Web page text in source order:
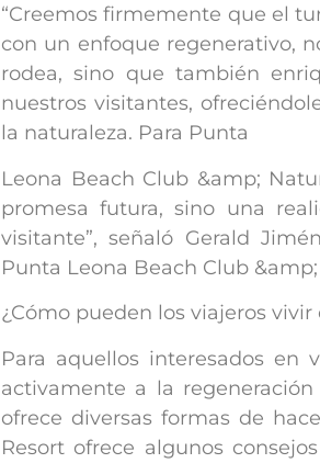
“Creemos firmemente que el
con un enfoque regenerativo,
rodea, sino que también
nuestros visitantes,
la naturaleza. Para Punta
Leona Beach Club &amp;
promesa futura, sino una
visitante”, señaló Gerald
Punta Leona Beach Club
¿Cómo pueden los viajeros
Para aquellos interesados en
activamente a la
ofrece diversas formas de
Resort ofrece algunos